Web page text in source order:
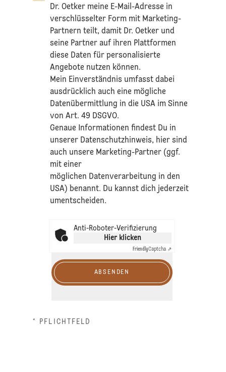
Dr. Oetker meine E-Mail-Adresse in
verschlüsselter Form mit Marketing-
Partnern teilt, damit Dr. Oetker und
seine Partner auf ihren Plattformen
diese Daten für personalisierte
Angebote nutzen können.
Mein Einverständnis umfasst dabei
ausdrücklich auch eine mögliche
Datenübermittlung in die USA im Sinne
von Art. 49 DSGVO.​
​Genaue Informationen findest Du in
unserer Datenschutzhinweis, hier sind
auch unsere Marketing-Partner (ggf.
mit einer
möglichen Datenverarbeitung in den
USA) benannt. Du kannst dich jederzeit
umentscheiden.
Anti-Roboter-Verifizierung
Hier klicken
FriendlyCaptcha ⇗
ABSENDEN
* PFLICHTFELD